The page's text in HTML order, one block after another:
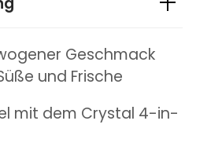
Geschmack
und Frische
mit dem Crystal 4-in-